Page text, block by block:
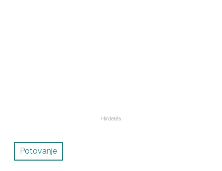
Potovanje